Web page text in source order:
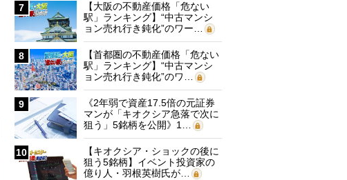
7
【大阪の不動産価格「危ない
駅」ランキング】“中古マンシ
ョン売れ行き鈍化”のワー…
8
【首都圏の不動産価格「危ない
駅」ランキング】“中古マンシ
ョン売れ行き鈍化”のワ…
9
《2年弱で資産17.5倍の元証券
マンが「キオクシア急落で次に
狙う」5銘柄を公開》1…
10
【キオクシア・ショックの後に
狙う5銘柄】イベント投資家の
億り人・羽根英樹氏が…